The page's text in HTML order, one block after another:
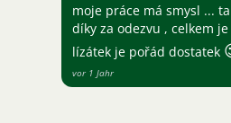
moje práce má smysl ...
díky za odezvu , celkem
lízátek je pořád dostatek
vor 1 Jahr